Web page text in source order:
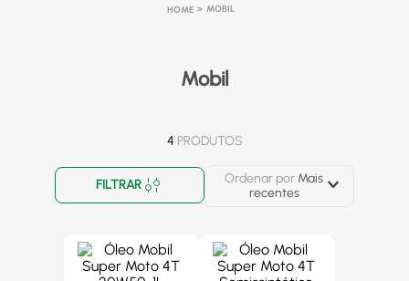
MOBIL
Mobil
4 PRODUTOS
FILTRAR Ordenar por Mais
recentes